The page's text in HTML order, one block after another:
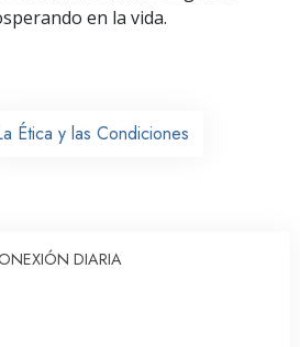
en la vida.
Ética y las Condiciones
DIARIA